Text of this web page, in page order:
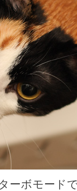
ーボモード